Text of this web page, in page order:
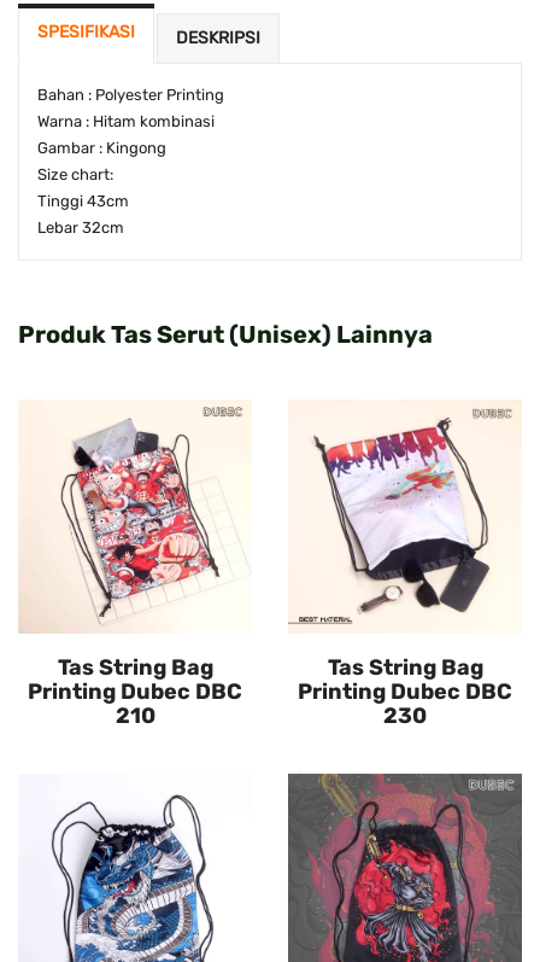
SPESIFIKASI DESKRIPSI
Bahan : Polyester Printing
Warna : Hitam kombinasi
Gambar : Kingong
Size chart:
Tinggi 43cm
Lebar 32cm
Produk Tas Serut (Unisex) Lainnya
Tas String Bag
Printing Dubec DBC
210
Tas String Bag
Printing Dubec DBC
230